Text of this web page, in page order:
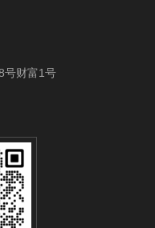
号财富1号